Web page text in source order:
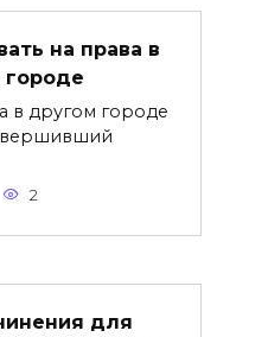
на права в
городе
в другом городе
2
для